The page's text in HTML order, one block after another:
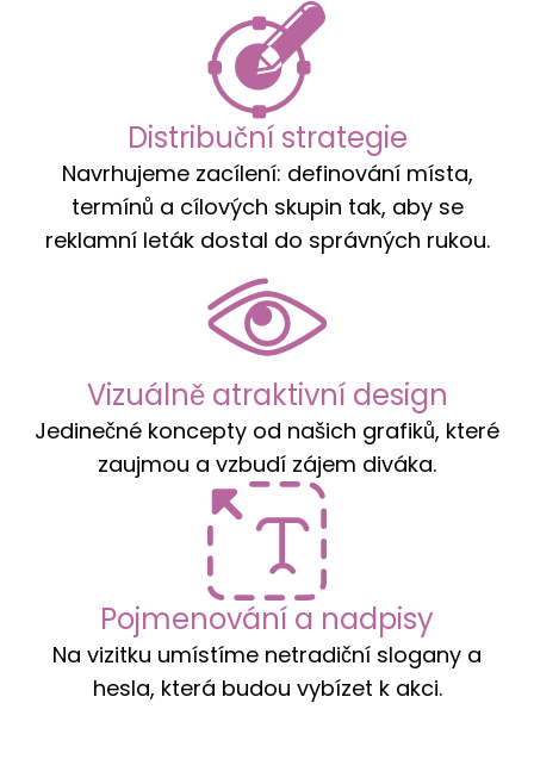
Distribuční strategie
Navrhujeme zacílení: definování místa,
termínů a cílových skupin tak, aby se
reklamní leták dostal do správných rukou.
Vizuálně atraktivní design
Jedinečné koncepty od našich grafiků, které
zaujmou a vzbudí zájem diváka.
Pojmenování a nadpisy
Na vizitku umístíme netradiční slogany a
hesla, která budou vybízet k akci.